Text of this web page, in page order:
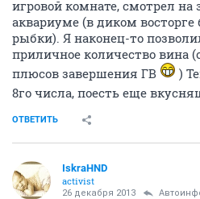
игровой комнате, смотрел на
аквариуме (в диком
рыбки). Я наконец-то
приличное количество вина
плюсов завершения ГВ
)
8го числа, поесть еще
ОТВЕТИТЬ
IskraHND
activist
26 декабря 2013